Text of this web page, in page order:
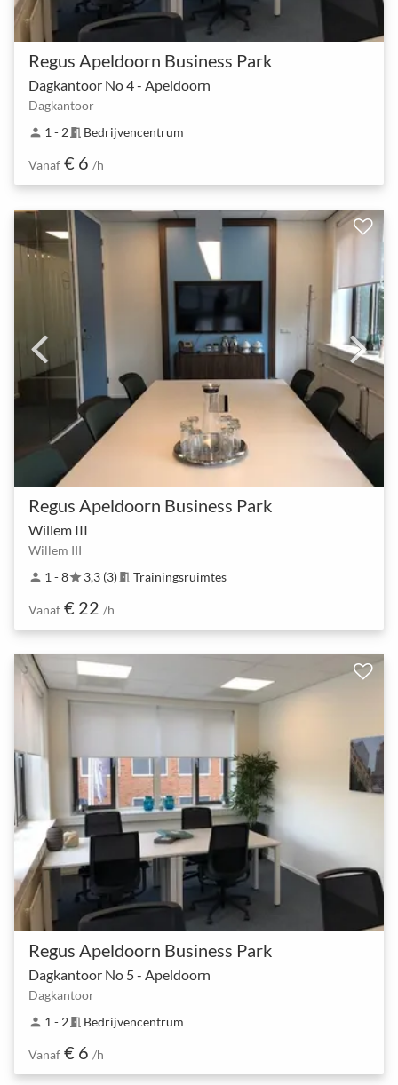
Regus Apeldoorn Business Park
Dagkantoor No 4 - Apeldoorn
Dagkantoor
person 1 - 2meeting_room Bedrijvencentrum
Vanaf € 6 /h
Regus Apeldoorn Business Park
Willem III
Willem III
person 1 - 8star3,3 (3) meeting_room Trainingsruimtes
Vanaf € 22 /h
Regus Apeldoorn Business Park
Dagkantoor No 5 - Apeldoorn
Dagkantoor
person 1 - 2meeting_room Bedrijvencentrum
Vanaf € 6 /h